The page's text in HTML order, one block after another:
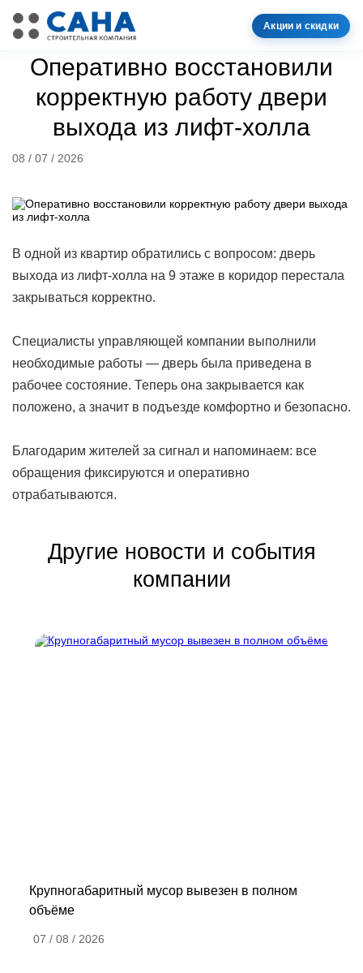
Акции и скидки
Оперативно восстановили
корректную работу двери
выхода из лифт-холла
08 / 07 / 2026
В одной из квартир обратились с вопросом: дверь
выхода из лифт-холла на 9 этаже в коридор перестала
закрываться корректно.
Специалисты управляющей компании выполнили
необходимые работы — дверь была приведена в
рабочее состояние. Теперь она закрывается как
положено, а значит в подъезде комфортно и безопасно.
Благодарим жителей за сигнал и напоминаем: все
обращения фиксируются и оперативно
отрабатываются.
Другие новости и события
компании
Крупногабаритный мусор вывезен в полном
объёме
07 / 08 / 2026